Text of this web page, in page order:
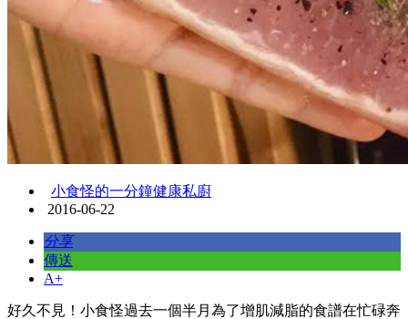
小食怪的一分鐘健康私廚
2016-06-22
分享
傳送
A+
好久不見！小食怪過去一個半月為了增肌減脂的食譜在忙碌奔